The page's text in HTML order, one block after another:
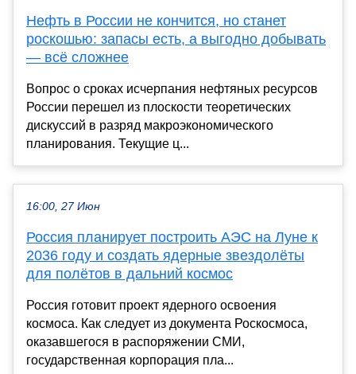
Нефть в России не кончится, но станет
роскошью: запасы есть, а выгодно добывать
— всё сложнее
Вопрос о сроках исчерпания нефтяных ресурсов
России перешел из плоскости теоретических
дискуссий в разряд макроэкономического
планирования. Текущие ц...
16:00, 27 Июн
Россия планирует построить АЭС на Луне к
2036 году и создать ядерные звездолёты
для полётов в дальний космос
Россия готовит проект ядерного освоения
космоса. Как следует из документа Роскосмоса,
оказавшегося в распоряжении СМИ,
государственная корпорация пла...